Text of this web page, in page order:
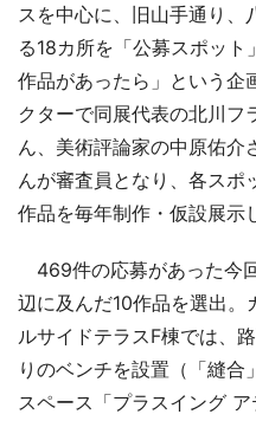
スを中心に、旧山手通り、
る18カ所を「公募スポッ
作品があったら」という企
クターで同展代表の北川フ
ん、美術評論家の中原佑介
んが審査員となり、各スポ
作品を毎年制作・仮設展示
469件の応募があった今
辺に及んだ10作品を選出。
ルサイドテラスF棟では、
りのベンチを設置（「縫合
スペース「プラスイング ア